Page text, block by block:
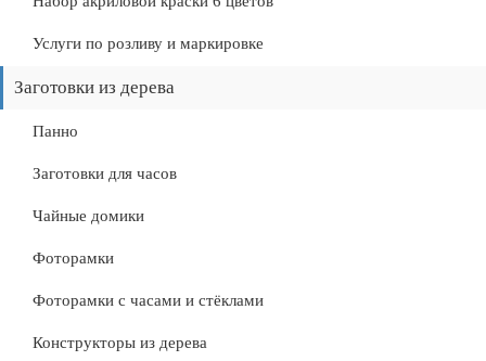
Услуги по розливу и маркировке
Заготовки из дерева
Панно
Заготовки для часов
Чайные домики
Фоторамки
Фоторамки с часами и стёклами
Конструкторы из дерева